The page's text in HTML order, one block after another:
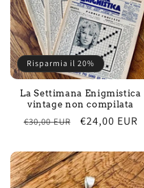
Risparmia il 20%
La Settimana Enigmistica
vintage non compilata
Prezzo
listino
€30,00 EUR
Prezzo
€24,00 EUR